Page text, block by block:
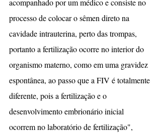
acompanhado por um médico e consiste no
processo de colocar o sêmen direto na
cavidade intrauterina, perto das trompas,
portanto a fertilização ocorre no interior do
organismo materno, como em uma gravidez
espontânea, ao passo que a FIV é totalmente
diferente, pois a fertilização e o
desenvolvimento embrionário inicial
ocorrem no laboratório de fertilização",